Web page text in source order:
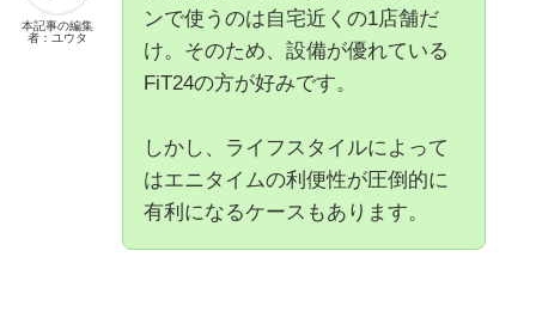
本記事の編集
者：ユウタ
ンで使うのは自宅近くの1店舗だ
け。そのため、設備が優れている
FiT24の方が好みです。
しかし、ライフスタイルによって
はエニタイムの利便性が圧倒的に
有利になるケースもあります。